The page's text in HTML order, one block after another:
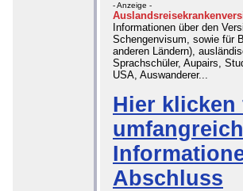
- Anzeige -
Informationen über den
Schengenvisum, sowie für
anderen Ländern),
Sprachschüler, Aupairs,
USA, Auswanderer...
Hier klicken
Abschluss